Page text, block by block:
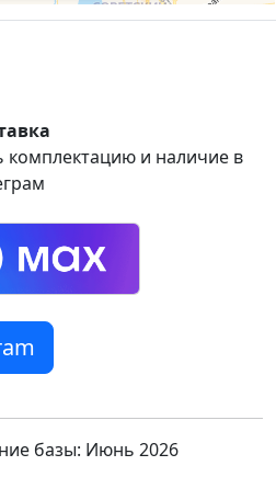
комплектацию и наличие в
базы: Июнь 2026